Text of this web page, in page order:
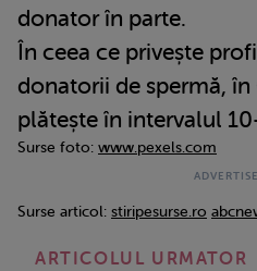
donator în parte.
În ceea ce privește
donatorii de spermă,
plătește în intervalul
Surse foto: www.pexels.com
Surse articol: stiripesurse.ro
ARTICOLUL URMATOR